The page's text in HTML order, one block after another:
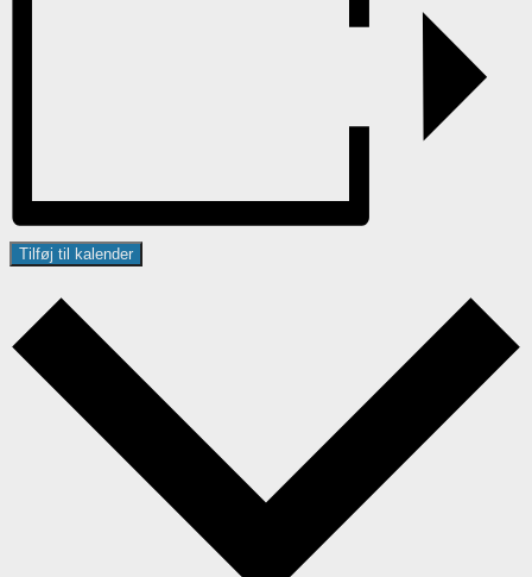
Tilføj til kalender